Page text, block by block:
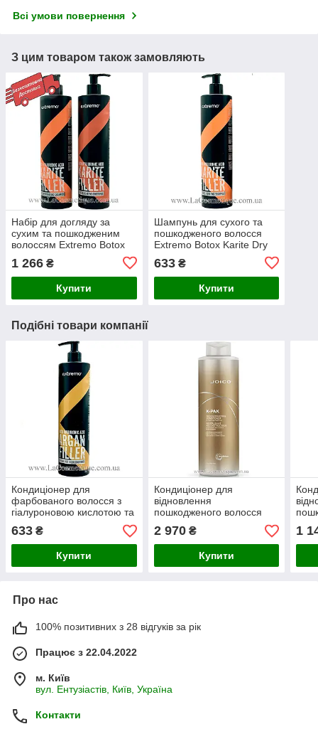
Всі умови повернення
З цим товаром також замовляють
Набір для догляду за
сухим та пошкодженим
волоссям Extremo Botox
Karite Dry and Crispy 500
мл
1 266 ₴
Купити
Шампунь для сухого та
пошкодженого волосся
Extremo Botox Karite Dry
633₴
Купити
Подібні товари компанії
Кондиціонер для
фарбованого волосся з
гіалуроновою кислотою та
аргановим маслом
Extremo Botox Argan
Conditioner
633 ₴
Купити
Кондиціонер для
відновлення
пошкодженого волосся
Joico K-Pak Reconstructing
Conditioner 1000 мл
2 970₴
Купити
1
Про нас
100% позитивних з 28 відгуків за рік
Працює з 22.04.2022
м. Київ
вул. Ентузіастів, Київ, Україна
Контакти